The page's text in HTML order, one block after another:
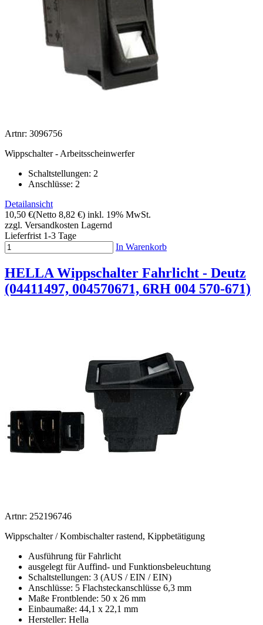
Artnr: 3096756
Wippschalter - Arbeitsscheinwerfer
Schaltstellungen: 2
Anschlüsse: 2
Detailansicht
10,50 €(Netto 8,82 €) inkl. 19% MwSt.
zzgl. Versandkosten Lagernd
Lieferfrist 1-3 Tage
In Warenkorb
HELLA Wippschalter Fahrlicht - Deutz
(04411497, 004570671, 6RH 004 570-671)
Artnr: 252196746
Wippschalter / Kombischalter rastend, Kippbetätigung
Ausführung für Fahrlicht
ausgelegt für Auffind- und Funktionsbeleuchtung
Schaltstellungen: 3 (AUS / EIN / EIN)
Anschlüsse: 5 Flachsteckanschlüsse 6,3 mm
Maße Frontblende: 50 x 26 mm
Einbaumaße: 44,1 x 22,1 mm
Hersteller: Hella